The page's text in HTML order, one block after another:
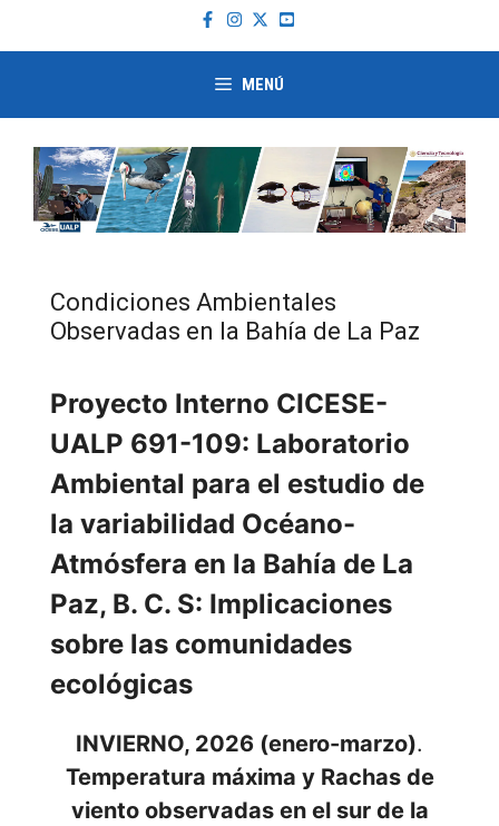
MENÚ
Condiciones Ambientales
Observadas en la Bahía de La Paz
Proyecto Interno CICESE-
UALP 691-109: Laboratorio
Ambiental para el estudio de
la variabilidad Océano-
Atmósfera en la Bahía de La
Paz, B. C. S: Implicaciones
sobre las comunidades
ecológicas
INVIERNO, 2026 (enero-marzo).
Temperatura máxima y Rachas de
viento observadas en el sur de la